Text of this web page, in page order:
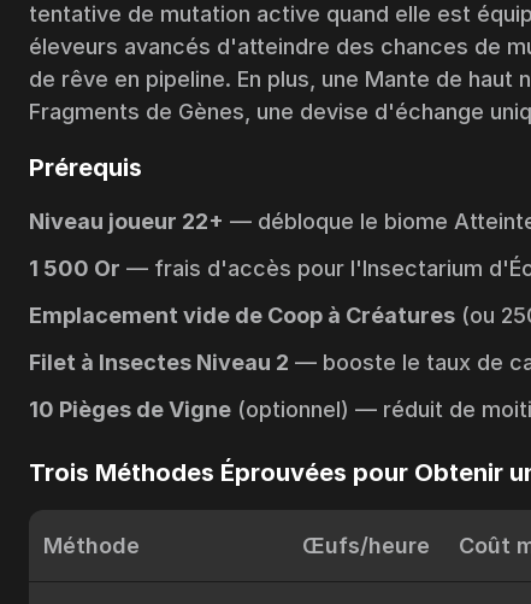
tentative de mutation active quand elle est
éleveurs avancés d'atteindre des chances de
de rêve en pipeline. En plus, une Mante de
Fragments de Gènes , une devise d'échange
Prérequis
Niveau joueur 22+ — débloque le biome
1 500 Or — frais d'accès pour l'Insectarium
Emplacement vide de Coop à Créatures (ou
Filet à Insectes Niveau 2 — booste le taux de
10 Pièges de Vigne (optionnel) — réduit de
Trois Méthodes Éprouvées pour Obtenir
Méthode Œufs/heure Coût